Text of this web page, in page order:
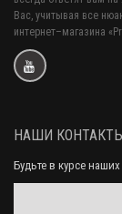
Вас, учитывая все
интернет–магазина
НАШИ
Будьте в курсе